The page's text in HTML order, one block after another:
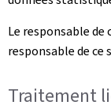
Le responsable
responsable de ce
Traitement